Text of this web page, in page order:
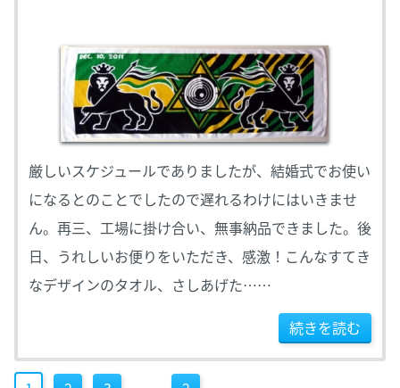
厳しいスケジュールでありましたが、結婚式でお使い
になるとのことでしたので遅れるわけにはいきませ
ん。再三、工場に掛け合い、無事納品できました。後
日、うれしいお便りをいただき、感激！こんなすてき
なデザインのタオル、さしあげた……
続きを読む